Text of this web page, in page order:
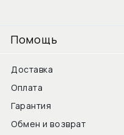
Помощь
Доставка
Оплата
Гарантия
Обмен и возврат